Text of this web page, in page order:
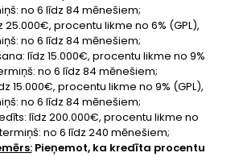
no 6 līdz 84 mēnešiem;
25.000€, procentu likme no 6% (GPL),
no 6 līdz 84 mēnešiem;
līdz 15.000€, procentu likme no 9%
no 6 līdz 84 mēnešiem;
15.000€, procentu likme no 9% (GPL),
no 6 līdz 84 mēnešiem;
līdz 200.000€, procentu likme no
termiņš: no 6 līdz 240 mēnešiem;
Pieņemot, ka kredīta procentu